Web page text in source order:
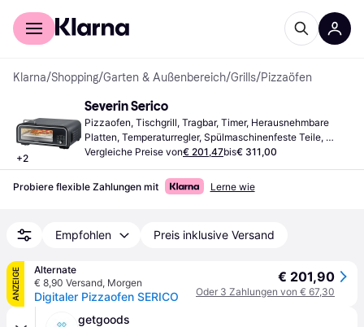
Für Shopper
Klarna/Shopping/Garten & Außenbereich/Grills/Pizzaöfen
+2
Severin Serico
Pizzaofen, Tischgrill, Tragbar, Timer, Herausnehmbare
Platten, Temperaturregler, Spülmaschinenfeste Teile,
Deckel
Vergleiche Preise von€ 201,47bis€ 311,00
Probiere flexible Zahlungen mit Lerne wie
Empfohlen Preis inklusive Versand
ANZEIGE
Alternate
€ 8,90 Versand, Morgen
Digitaler Pizzaofen SERICO
€ 201,90
Oder 3 Zahlungen von € 67,30
getgoods